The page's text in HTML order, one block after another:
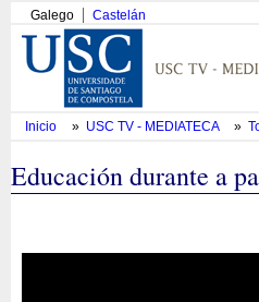
Galego Castelán
Inicio » USC TV - MEDIATECA »
Educación durante a